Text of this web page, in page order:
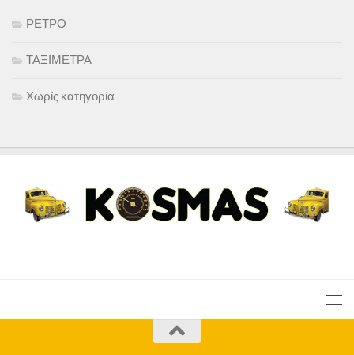
ΡΕΤΡΟ
ΤΑΞΙΜΕΤΡΑ
Χωρίς κατηγορία